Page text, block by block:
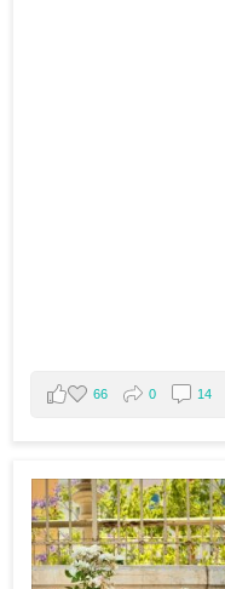
66 0 14